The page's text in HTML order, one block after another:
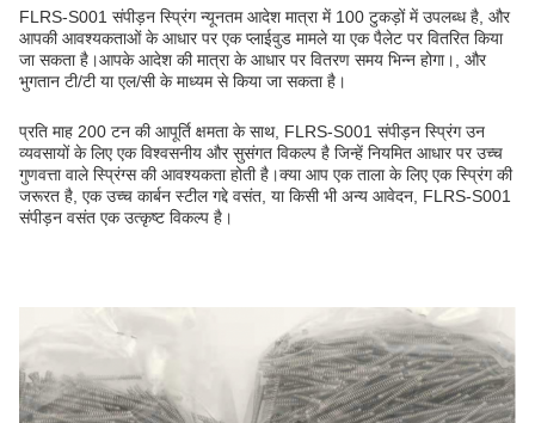
FLRS-S001 संपीड़न स्प्रिंग न्यूनतम आदेश मात्रा में 100 टुकड़ों में उपलब्ध है, और
आपकी आवश्यकताओं के आधार पर एक प्लाईवुड मामले या एक पैलेट पर वितरित किया
जा सकता है।आपके आदेश की मात्रा के आधार पर वितरण समय भिन्न होगा।, और
भुगतान टी/टी या एल/सी के माध्यम से किया जा सकता है।
प्रति माह 200 टन की आपूर्ति क्षमता के साथ, FLRS-S001 संपीड़न स्प्रिंग उन
व्यवसायों के लिए एक विश्वसनीय और सुसंगत विकल्प है जिन्हें नियमित आधार पर उच्च
गुणवत्ता वाले स्प्रिंग्स की आवश्यकता होती है।क्या आप एक ताला के लिए एक स्प्रिंग की
जरूरत है, एक उच्च कार्बन स्टील गद्दे वसंत, या किसी भी अन्य आवेदन, FLRS-S001
संपीड़न वसंत एक उत्कृष्ट विकल्प है।